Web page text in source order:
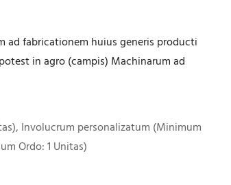
fabricationem huius generis producti
in agro (campis) Machinarum ad
Involucrum personalizatum (Minimum
Ordo: 1 Unitas)